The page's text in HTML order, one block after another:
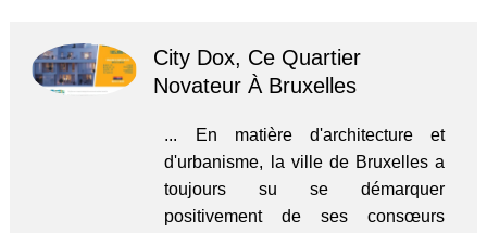
City Dox, Ce Quartier
Novateur À Bruxelles
... En matière d'architecture et
d'urbanisme, la ville de Bruxelles a
toujours su se démarquer
positivement de ses consœurs